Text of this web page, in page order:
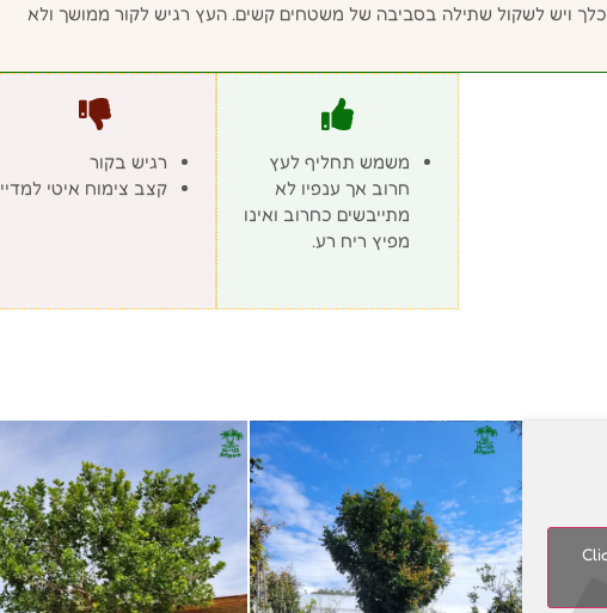
ויש לשקול שתילה בסביבה של משטחים קשים. העץ רגיש לקור ממושך ולא
משמש תחליף לעץ
חרוב אך ענפיו לא
מתייבשים כחרוב ואינו
מפיץ ריח רע.
רגיש בקור
קצב צימוח איטי למדיי